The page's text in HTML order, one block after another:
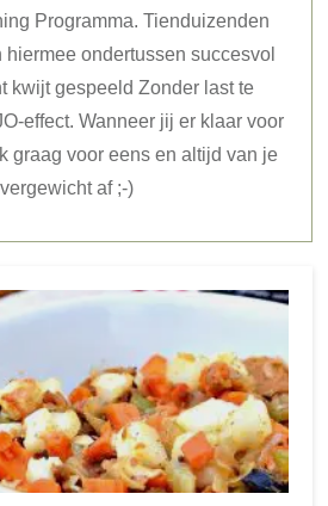
Programma. Tienduizenden
ondertussen succesvol
kwijt gespeeld Zonder last te
effect. Wanneer jij er klaar voor
graag voor eens en altijd van je
af ;-)